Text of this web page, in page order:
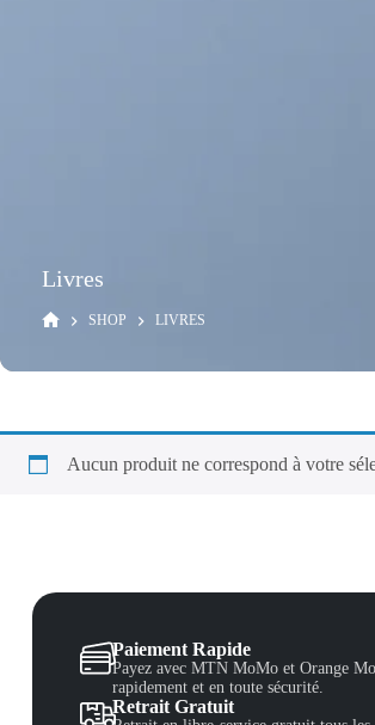
Livres
SHOP LIVRES
Aucun produit ne correspond à votre
Paiement Rapide
Payez avec MTN MoMo et Orange
rapidement et en toute sécurité.
Retrait Gratuit